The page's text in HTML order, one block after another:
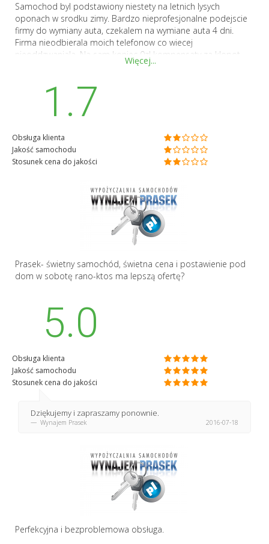
Samochod byl podstawiony niestety na letnich lysych
oponach w srodku zimy. Bardzo nieprofesjonalne podejscie
firmy do wymiany auta, czekalem na wymiane auta 4 dni.
Firma nieodbierala moich telefonow co wiecej
nieoddzwaniala. Na sam koniec 0zl kompensaty za klopot,
dostalem malutki zwrot z tytuly ze drugie auto bylo o klase
ktora udestepniala aura.
Więcej...
1.7
Obsługa klienta
Jakość samochodu
Stosunek cena do jakości
Prasek- świetny samochód, świetna cena i postawienie pod
dom w sobotę rano-ktos ma lepszą ofertę?
5.0
Obsługa klienta
Jakość samochodu
Stosunek cena do jakości
Dziękujemy i zapraszamy ponownie.
Wynajem Prasek 2016-07-18
Perfekcyjna i bezproblemowa obsługa.